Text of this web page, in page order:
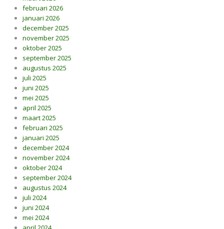
februari 2026
januari 2026
december 2025
november 2025
oktober 2025
september 2025
augustus 2025
juli 2025
juni 2025
mei 2025
april 2025
maart 2025
februari 2025
januari 2025
december 2024
november 2024
oktober 2024
september 2024
augustus 2024
juli 2024
juni 2024
mei 2024